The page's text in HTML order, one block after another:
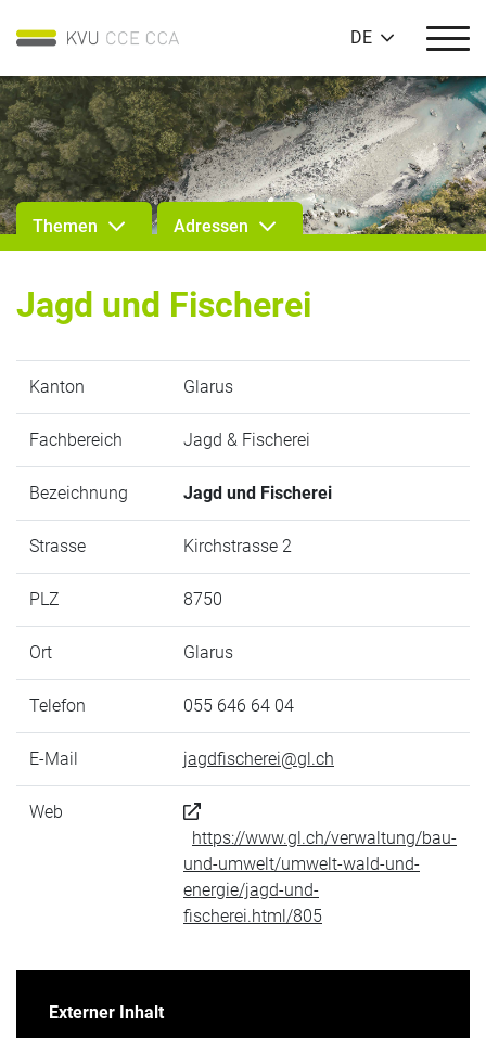
DE
Themen Adressen
Jagd und Fischerei
Kanton Glarus
Fachbereich Jagd & Fischerei
Bezeichnung Jagd und Fischerei
Strasse Kirchstrasse 2
PLZ 8750
Ort Glarus
Telefon 055 646 64 04
E-Mail jagdfischerei@gl.ch
Web
https://www.gl.ch/verwaltung/bau-
und-umwelt/umwelt-wald-und-
energie/jagd-und-
fischerei.html/805
Externer Inhalt